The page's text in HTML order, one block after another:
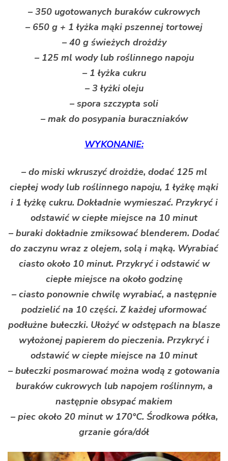
– 350 ugotowanych buraków cukrowych
– 650 g + 1 łyżka mąki pszennej tortowej
– 40 g świeżych drożdży
– 125 ml wody lub roślinnego napoju
– 1 łyżka cukru
– 3 łyżki oleju
– spora szczypta soli
– mak do posypania buraczniaków
WYKONANIE:
– do miski wkruszyć drożdże, dodać 125 ml
ciepłej wody lub roślinnego napoju, 1 łyżkę mąki
i 1 łyżkę cukru. Dokładnie wymieszać. Przykryć i
odstawić w ciepłe miejsce na 10 minut
– buraki dokładnie zmiksować blenderem. Dodać
do zaczynu wraz z olejem, solą i mąką. Wyrabiać
ciasto około 10 minut. Przykryć i odstawić w
ciepłe miejsce na około godzinę
– ciasto ponownie chwilę wyrabiać, a następnie
podzielić na 10 części. Z każdej uformować
podłużne bułeczki. Ułożyć w odstępach na blasze
wyłożonej papierem do pieczenia. Przykryć i
odstawić w ciepłe miejsce na 10 minut
– bułeczki posmarować można wodą z gotowania
buraków cukrowych lub napojem roślinnym, a
następnie obsypać makiem
– piec około 20 minut w 170°C. Środkowa półka,
grzanie góra/dół